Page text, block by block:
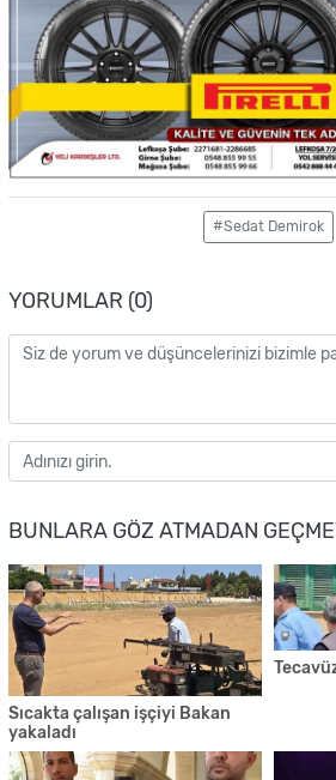
#Sedat Demirok
YORUMLAR (0)
BUNLARA GÖZ ATMADAN
Sıcakta çalışan işçiyi Bakan
yakaladı